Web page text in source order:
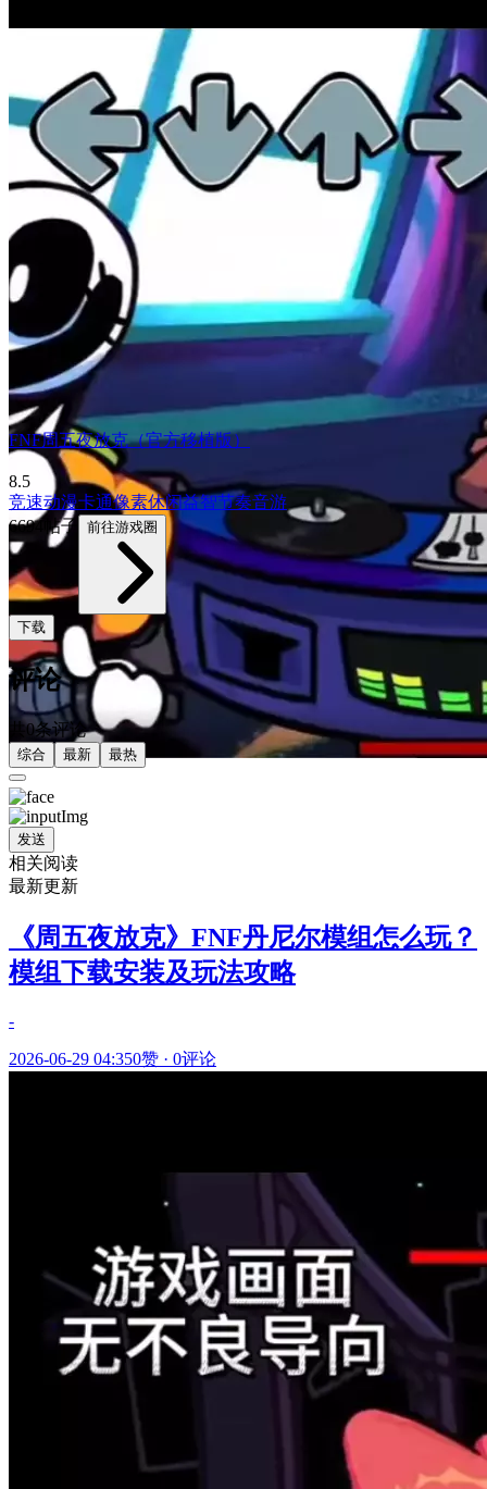
FNF周五夜放克（官方移植版）
8.5
竞速动漫卡通像素休闲益智节奏音游
6694帖子
前往游戏圈
下载
评论
共0条评论
综合 最新 最热
发送
相关阅读
最新更新
《周五夜放克》FNF丹尼尔模组怎么玩？
模组下载安装及玩法攻略
-
2026-06-29 04:350赞 · 0评论